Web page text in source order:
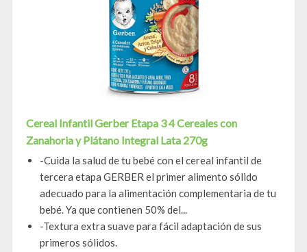
Cereal Infantil Gerber Etapa 3 4 Cereales con
Zanahoria y Plátano Integral Lata 270g
-Cuida la salud de tu bebé con el cereal infantil de
tercera etapa GERBER el primer alimento sólido
adecuado para la alimentación complementaria de tu
bebé. Ya que contienen 50% del...
-Textura extra suave para fácil adaptación de sus
primeros sólidos.